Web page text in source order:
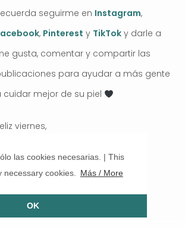
las cookies necesarias. | This
necessary cookies.
Más / More
OK
seguirme en Instagram,
, Pinterest y TikTok y darle a
gusta, comentar y compartir las
para ayudar a más gente
cuidar mejor de su piel
viernes,